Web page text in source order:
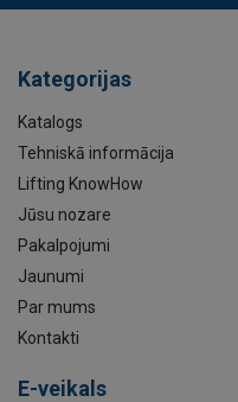
Kategorijas
Katalogs
Tehniskā informācija
Lifting KnowHow
Jūsu nozare
Pakalpojumi
Jaunumi
Par mums
Kontakti
E-veikals